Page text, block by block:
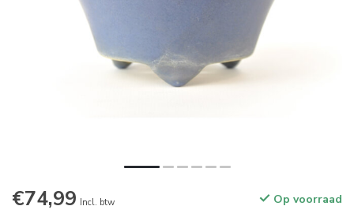
€74,99 Incl. btw Op voorraad